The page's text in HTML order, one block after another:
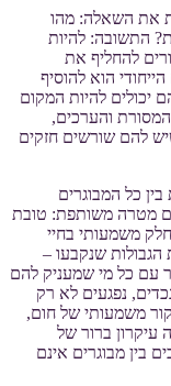
את השאלה: מהו
התשובה: להיות
להחליף את
הוא להוסיף
יכולים להיות המקום
והערכים,
להם שורשים חזקים
כל המבוגרים
מטרה משותפת: טובת
משמעותי בחיי
שנקבעו –
עם כל מי שמעניק להם
נפגעים לא רק
משמעותי של חום,
עיקרון ברור של
בין מבוגרים אינם